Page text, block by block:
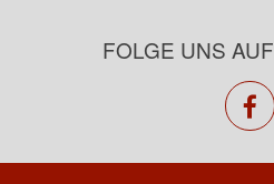
FOLGE UNS